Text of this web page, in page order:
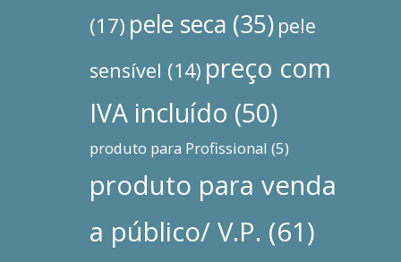
(17) pele seca (35) pele
sensível (14) preço com
IVA incluído (50)
produto para Profissional (5)
produto para venda
a público/ V.P. (61)